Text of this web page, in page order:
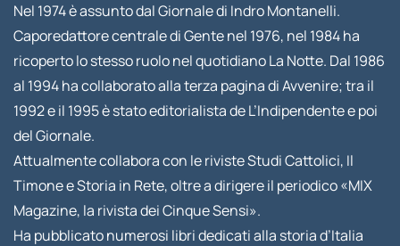
Nel 1974 è assunto dal Giornale di Indro Montanelli.
Caporedattore centrale di Gente nel 1976, nel 1984 ha
ricoperto lo stesso ruolo nel quotidiano La Notte. Dal 1986
al 1994 ha collaborato alla terza pagina di Avvenire; tra il
1992 e il 1995 è stato editorialista de L’Indipendente e poi
del Giornale.
Attualmente collabora con le riviste Studi Cattolici, Il
Timone e Storia in Rete, oltre a dirigere il periodico «MIX
Magazine, la rivista dei Cinque Sensi».
Ha pubblicato numerosi libri dedicati alla storia d’Italia